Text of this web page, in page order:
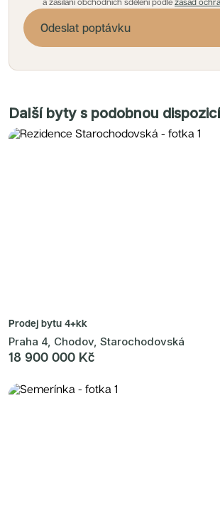
Odeslat poptávku
Další byty s podobnou dispozicí
Prodej bytu 4+kk
Praha 4, Chodov, Starochodovská
18 900 000 Kč